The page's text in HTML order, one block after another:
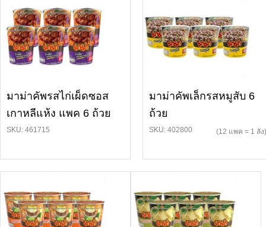
มาม่าคัพรสไก่เผ็ดซอส
เกาหลีแห้ง แพค 6 ถ้วย
SKU: 461715
มาม่าคัพเล็กรสหมูสับ 6
ถ้วย
SKU: 402800 (12 แพค = 1 ลัง)